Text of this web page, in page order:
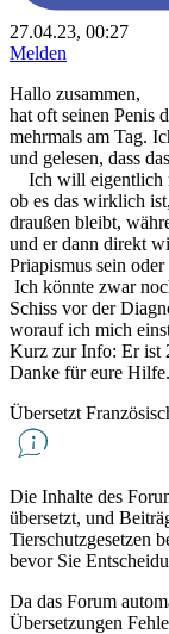
27.04.23, 00:27
Melden
Hallo
hat oft seinen Penis
mehrmals am Tag.
und gelesen,
Ich will eigentlich
ob es das wirklich
draußen bleibt,
und er dann direkt
Priapismus sein
Ich könnte zwar
Schiss vor der
worauf ich mich
Kurz zur Info: Er ist
Danke für eure Hilfe.
Übersetzt
Die Inhalte des
übersetzt, und
Tierschutzgesetzen
bevor Sie
Da das Forum
Übersetzungen